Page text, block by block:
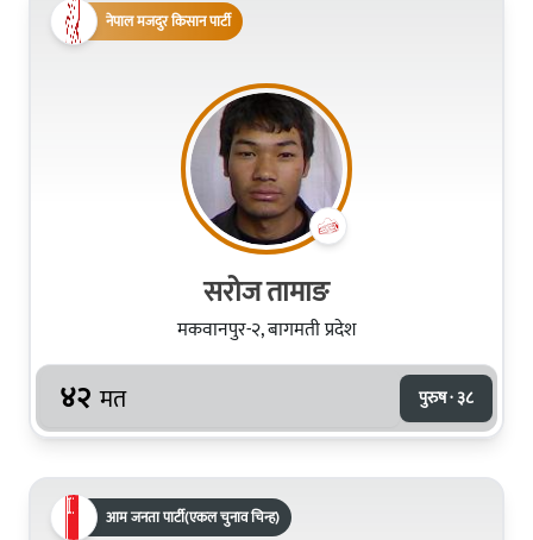
नेपाल मजदुर किसान पार्टी
सरोज तामाङ
मकवानपुर-२, बागमती प्रदेश
४२ मत पुरुष · ३८
आम जनता पार्टी(एकल चुनाव चिन्ह)